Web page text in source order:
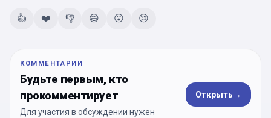
👍 ❤️ 👎 😄 😮 😢
КОММЕНТАРИИ
Будьте первым, кто
прокомментирует
Для участия в обсуждении нужен
Открыть→